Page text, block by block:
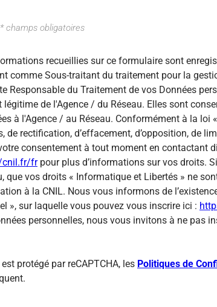
* champs obligatoires
recueillies sur ce formulaire sont
comme Sous-traitant du traitement pour la
Responsable du Traitement de vos Données
légitime de l'Agence / du Réseau. Elles sont
à l'Agence / au Réseau. Conformément à la
de rectification, d’effacement, d’opposition, de
consentement à tout moment en contactant
cnil.fr/frpour plus d’informations sur vos droits.
que vos droits « Informatique et Libertés » ne
à la CNIL. Nous vous informons de
», sur laquelle vous pouvez vous inscrire ici :
personnelles, nous vous invitons à ne pas
est protégé par reCAPTCHA, les Politiques de